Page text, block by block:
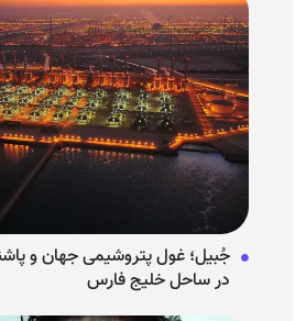
جُبیل؛ غول پتروشیمی جهان و
در ساحل خلیج فارس